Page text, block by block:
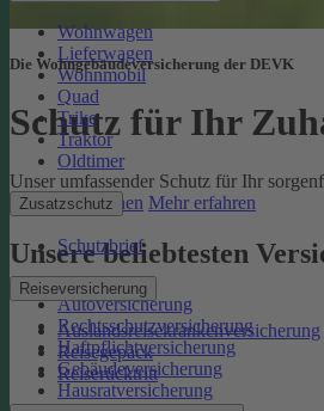
Wohnwagen
Lieferwagen
Wohnmobil
Quad
Trike
Traktor
Oldtimer
Zusatzschutz
Schutzbrief
Reiseversicherung
Auslandsreisekrankenversicherung
Reisegepäck
Reiserücktritt
Die Wohngebäudeversicherung der DEVK
Schutz für Ihr
Unser umfassender Schutz für Ihr
Online berechnen Mehr erfahren
Unsere beliebtesten
Autoversicherung
Rechtsschutzversicherung
Haftpflichtversicherung
Gebäudeversicherung
Hausratversicherung